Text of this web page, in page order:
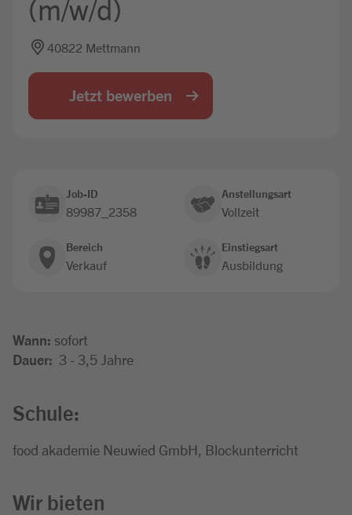
(m/w/d)
40822 Mettmann
Jetzt bewerben
Job-ID
89987_2358
Anstellungsart
Vollzeit
Bereich
Verkauf
Einstiegsart
Ausbildung
Wann: sofort
Dauer: 3 - 3,5 Jahre
Schule:
food akademie Neuwied GmbH, Blockunterricht
Wir bieten